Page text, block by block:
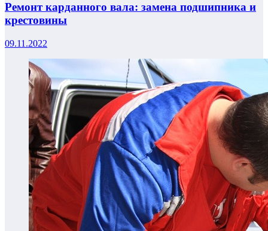
Ремонт карданного вала: замена подшипника и
крестовины
09.11.2022